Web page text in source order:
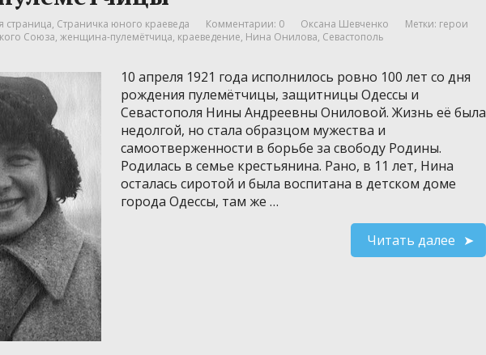
страница, Страничка юного краеведа Комментарии: 0 Оксана Шевченко Метки: герои
Союза, женщина-пулемётчица, краеведение, Нина Онилова, Севастополь
10 апреля 1921 года исполнилось ровно 100 лет со дня
рождения пулемётчицы, защитницы Одессы и
Севастополя Нины Андреевны Ониловой. Жизнь её была
недолгой, но стала образцом мужества и
самоотверженности в борьбе за свободу Родины.
Родилась в семье крестьянина. Рано, в 11 лет, Нина
осталась сиротой и была воспитана в детском доме
города Одессы, там же …
Читать далее